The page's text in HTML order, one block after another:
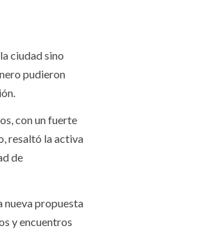
ciudad sino
pudieron
con un fuerte
resaltó la activa
de
nueva propuesta
y encuentros